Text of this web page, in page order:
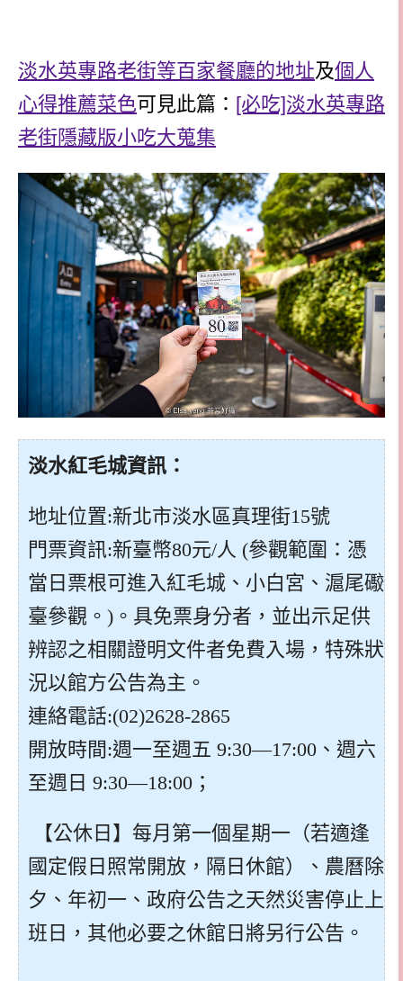
淡水英專路老街等百家餐廳的地址及個人
心得推薦菜色可見此篇： [必吃]淡水英專路
老街隱藏版小吃大蒐集
淡水紅毛城資訊：
地址位置:新北市淡水區真理街15號
門票資訊:新臺幣80元/人 (參觀範圍：憑
當日票根可進入紅毛城、小白宮、滬尾礮
臺參觀。)。具免票身分者，並出示足供
辨認之相關證明文件者免費入場，特殊狀
況以館方公告為主。
連絡電話:(02)2628-2865
開放時間:週一至週五 9:30—17:00、週六
至週日 9:30—18:00；
【公休日】每月第一個星期一（若適逢
國定假日照常開放，隔日休館）、農曆除
夕、年初一、政府公告之天然災害停止上
班日，其他必要之休館日將另行公告。